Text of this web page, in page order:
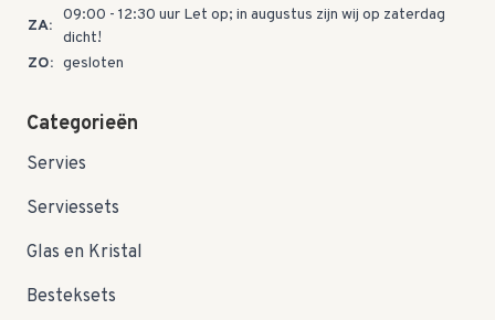
ZA:
09:00 - 12:30 uur Let op; in augustus zijn wij op zaterdag
dicht!
ZO: gesloten
Categorieën
Servies
Serviessets
Glas en Kristal
Besteksets